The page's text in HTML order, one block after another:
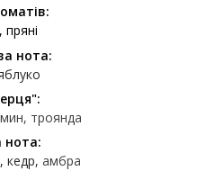
пряні
нота:
троянда
нота:
кедр амбра